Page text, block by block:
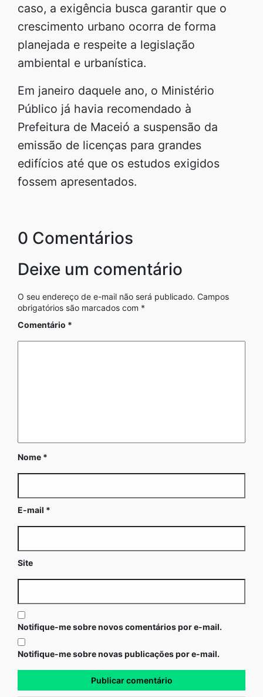
caso, a exigência busca garantir que o
crescimento urbano ocorra de forma
planejada e respeite a legislação
ambiental e urbanística.
Em janeiro daquele ano, o Ministério
Público já havia recomendado à
Prefeitura de Maceió a suspensão da
emissão de licenças para grandes
edifícios até que os estudos exigidos
fossem apresentados.
0 Comentários
Deixe um comentário
O seu endereço de e-mail não será publicado. Campos
obrigatórios são marcados com *
Comentário *
Nome *
E-mail *
Site
Notifique-me sobre novos comentários por e-mail.
Notifique-me sobre novas publicações por e-mail.